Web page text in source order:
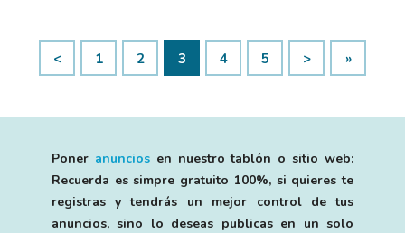
<
1 2 3 4 5 > »
Poner anunciosen nuestro tablón o sitio web:
Recuerda es simpre gratuito 100%, si quieres te
registras y tendrás un mejor control de tus
anuncios, sino lo deseas publicas en un solo